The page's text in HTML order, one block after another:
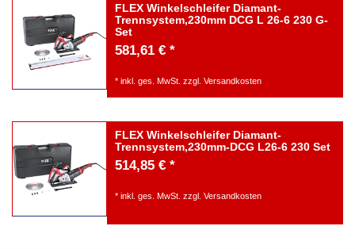
FLEX Winkelschleifer Diamant-
Trennsystem,230mm DCG L 26-6 230 G-
Set
581,61 € *
* inkl. ges. MwSt. zzgl. Versandkosten
FLEX Winkelschleifer Diamant-
Trennsystem,230mm-DCG L26-6 230 Set
514,85 € *
* inkl. ges. MwSt. zzgl. Versandkosten